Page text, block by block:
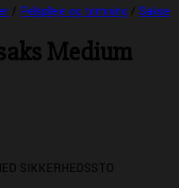
/ Pelspleje og trimning / Sakse
Medium
SIKKERHEDSSTO